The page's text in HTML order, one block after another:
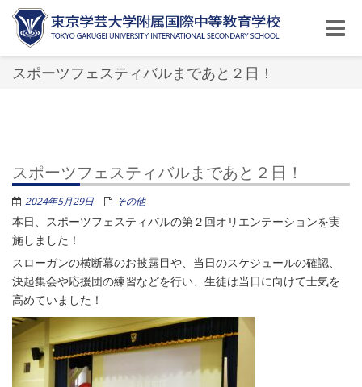
Toggle
スポーツフェスティバルまであと２日！
スポーツフェスティバルまであと２日！
2024年5月29日 その他
本日、スポーツフェスティバルの第２回オリエンテーションを実
施しました！
スローガンの横断幕のお披露目や、当日のスケジュールの確認、
決起集会や応援団の練習などを行い、生徒は当日に向けて士気を
高めていました！